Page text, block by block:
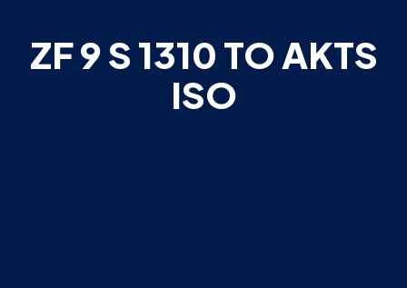
ZF 9 S 1310 TO AKTS
ISO